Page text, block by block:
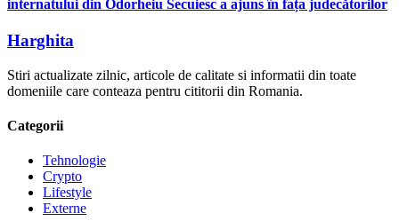
internatului din Odorheiu Secuiesc a ajuns în fața judecătorilor
Harghita
Stiri actualizate zilnic, articole de calitate si informatii din toate
domeniile care conteaza pentru cititorii din Romania.
Categorii
Tehnologie
Crypto
Lifestyle
Externe